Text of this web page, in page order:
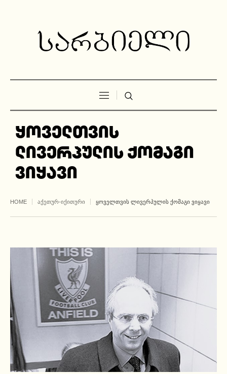
ყოველთვის
ლივერპულის ქომაგი
ვიყავი
HOME ᲐᲥᲔᲗᲣᲠ-ᲘᲥᲘᲗᲣᲠᲘ ᲧᲝᲕᲔᲚᲗᲕᲘᲡ ᲚᲘᲕᲔᲠᲞᲣᲚᲘᲡ ᲥᲝᲛᲐᲒᲘ ᲕᲘᲧᲐᲕᲘ